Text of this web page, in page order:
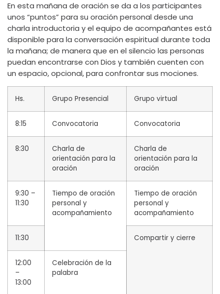
En esta mañana de oración se da a los participantes
unos “puntos” para su oración personal desde una
charla introductoria y el equipo de acompañantes está
disponible para la conversación espiritual durante toda
la mañana; de manera que en el silencio las personas
puedan encontrarse con Dios y también cuenten con
un espacio, opcional, para confrontar sus mociones.
Hs. Grupo Presencial Grupo virtual
8:15 Convocatoria Convocatoria
8:30
Charla de
orientación para la
oración
Charla de
orientación para la
oración
9:30 –
11:30
Tiempo de oración
personal y
acompañamiento
Tiempo de oración
personal y
acompañamiento
11:30 Compartir y cierre
12:00
–
13:00
Celebración de la
palabra